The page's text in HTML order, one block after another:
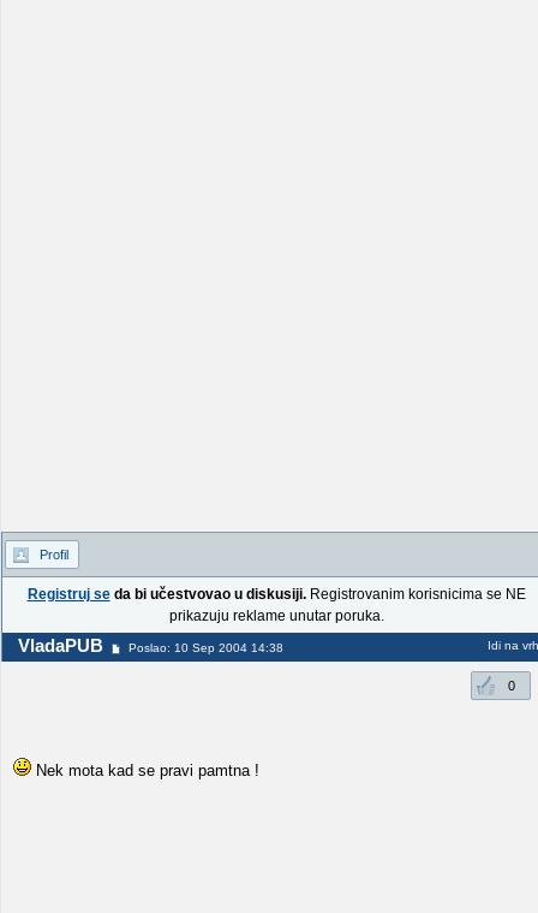
Profil
Registruj seda bi učestvovao u diskusiji.Registrovanim korisnicima se NE
prikazuju reklame unutar poruka.
VladaPUB Poslao: 10 Sep 2004 14:38 Idi na vrh
0
Nek mota kad se pravi pamtna !